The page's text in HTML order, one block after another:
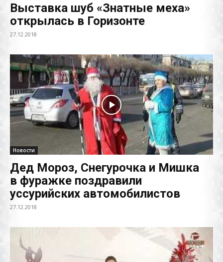
Выставка шуб «Знатные меха»
открылась в Горизонте
27.12.2018
Новости
Дед Мороз, Снегурочка и Мишка
в фуражке поздравили
уссурийских автомобилистов
27.12.2018